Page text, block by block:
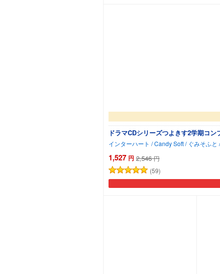
ドラマCDシリーズつよきす2学期コ
1,527 円 2,546 円
(59)